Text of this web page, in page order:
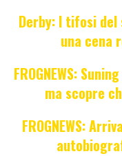
Derby: I tifosi
una cena
FROGNEWS:
ma scopre
FROGNEWS: